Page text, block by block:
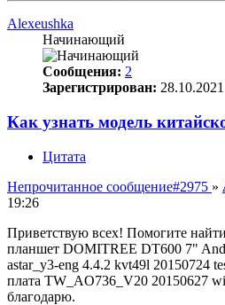
Alexeushka
Начинающий
Сообщения: 2
Зарегистрирован:
Как узнать модель
Цитата
Непрочитанное сообщение#2975 »
19:26
Приветствую всех! Помогите
планшет DOMITREE DT600 7"
astar_y3-eng 4.4.2 kvt49l 20150724
плата TW_AO736_V20 20150627
благодарю.